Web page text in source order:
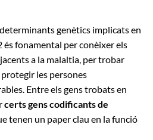
genètics implicats en
és fonamental per conèixer els
a la malaltia, per trobar
les persones
Entre els gens trobats en
certs gens codificants de
tenen un paper clau en la funció